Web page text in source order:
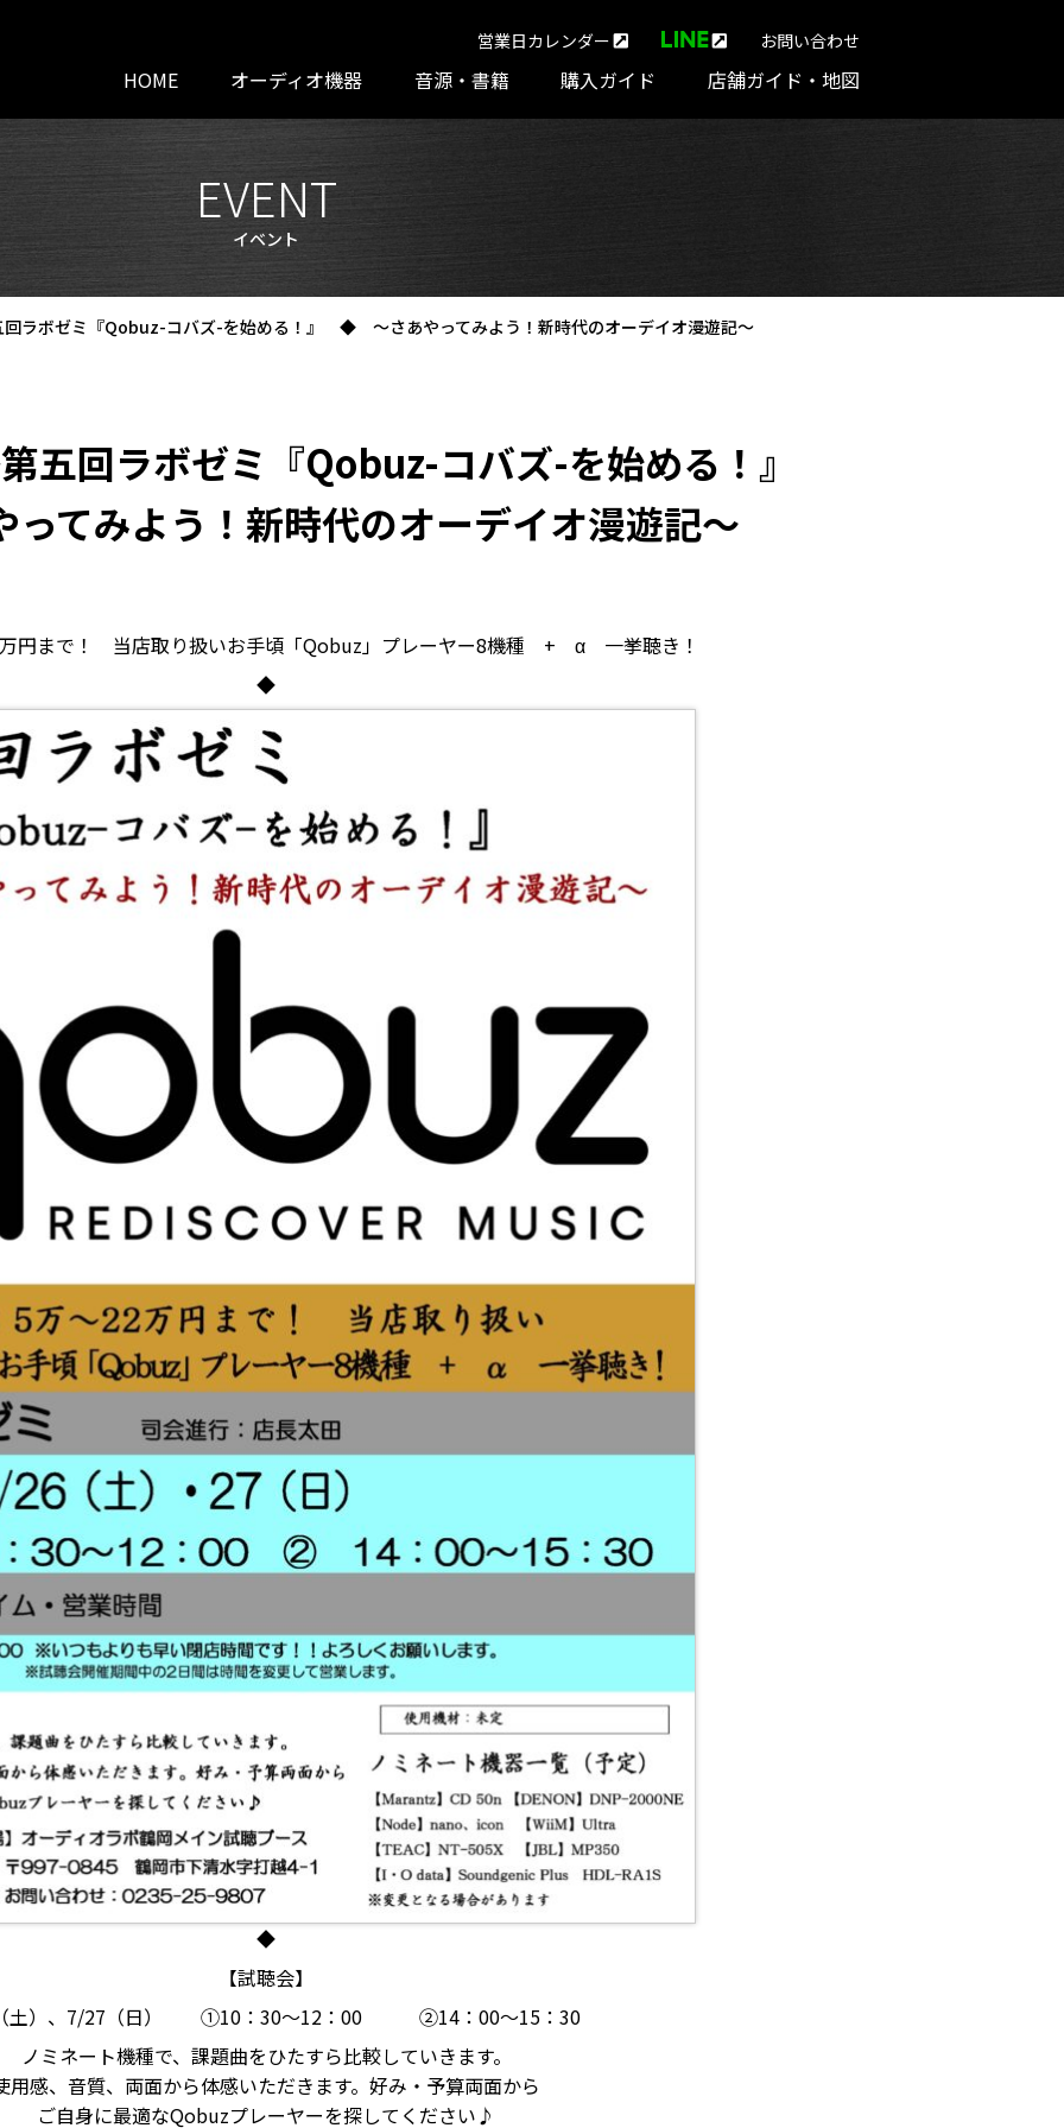
HOME オーディオ機器 音源・書籍 購入ガイド 店舗ガイド・地図
営業日カレンダー お問い合わせ
EVENT
イベント
ラボゼミ『Qobuz-コバズ-を始める！』 ◆ ～さあやってみよう！新時代のオーデイオ漫遊記～
回ラボゼミ『Qobuz-コバズ-を始める！』
てみよう！新時代のオーデイオ漫遊記～
円まで！ 当店取り扱いお手頃「Qobuz」プレーヤー8機種 + α 一挙聴き！
◆
◆
【試聴会】
土）、7/27（日） ①10：30～12：00 ②14：00～15：30
ノミネート機種で、課題曲をひたすら比較していきます。
用感、音質、両面から体感いただきます。好み・予算両面から
ご自身に最適なQobuzプレーヤーを探してください♪